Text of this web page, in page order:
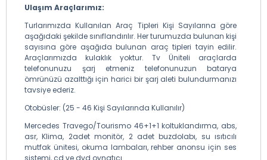
Ulaşım Araçlarımız:
Turlarımızda Kullanılan Araç Tipleri Kişi Sayılarına göre
aşağıdaki şekilde sınıflandırılır. Her turumuzda bulunan kişi
sayısına göre aşağıda bulunan araç tipleri tayin edilir.
Araçlarımızda kulaklık yoktur. Tv Üniteli araçlarda
telefonunuzu şarj etmeniz telefonunuzun batarya
ömrünüzü azalttığı için harici bir şarj aleti bulundurmanızı
tavsiye ederiz.
Otobüsler: (25 - 46 Kişi Sayılarında Kullanılır)
Mercedes Travego/Tourismo 46+1+1 koltuklandırma, abs,
asr, Klima, 2adet monitör, 2 adet buzdolabı, su ısıtıcılı
mutfak ünitesi, okuma lambaları, rehber anonsu için ses